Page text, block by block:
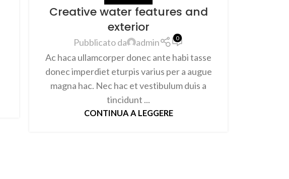
Creative water features and
exterior
Pubblicato da admin 0
Ac haca ullamcorper donec ante habi tasse
donec imperdiet eturpis varius per a augue
magna hac. Nec hac et vestibulum duis a
tincidunt ...
CONTINUA A LEGGERE